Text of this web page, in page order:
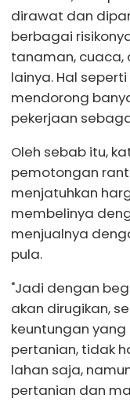
dirawat dan
berbagai
tanaman, cuaca,
lainya. Hal
mendorong
pekerjaan
Oleh sebab itu,
pemotongan
menjatuhkan
membelinya
menjualnya
pula.
"Jadi dengan
akan dirugikan,
keuntungan
pertanian, tidak
lahan saja,
pertanian dan